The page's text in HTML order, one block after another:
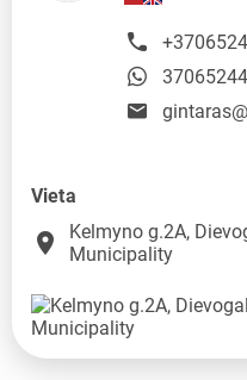
Vieta
place
Kelmyno g.2A,
Municipality